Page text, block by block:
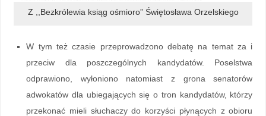
Z ,,Bezkrólewia ksiąg ośmioro” Świętosława Orzelskiego
W tym też czasie przeprowadzono debatę na temat za i
przeciw dla poszczególnych kandydatów. Poselstwa
odprawiono, wyłoniono natomiast z grona senatorów
adwokatów dla ubiegających się o tron kandydatów, którzy
przekonać mieli słuchaczy do korzyści płynących z obioru